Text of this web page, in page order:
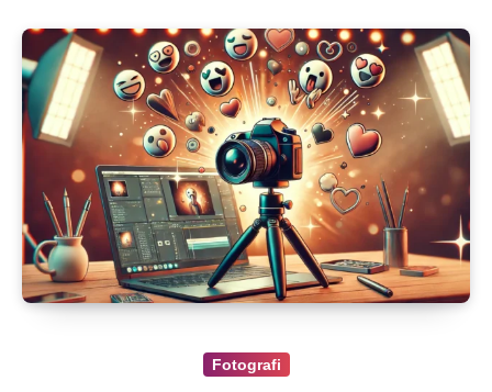
Artikel ini bakal bahas tips praktismerawat
kamera mirrorlessplus perbandingannya
dengan DSLR biar kamu nggak salah langkah.
Yuk, simak!
Fotografi